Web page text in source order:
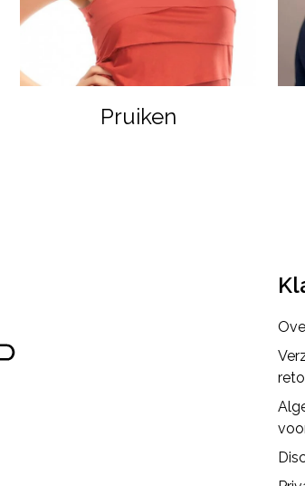
Pruiken